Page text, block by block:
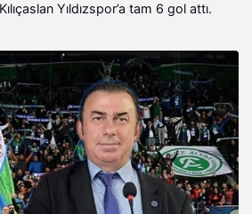
Yıldızspor’a tam 6 gol attı.